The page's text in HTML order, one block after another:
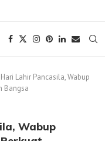
Lahir Pancasila, Wabup
Bangsa
Wabup